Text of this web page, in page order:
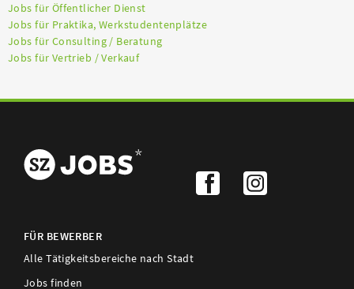
Jobs für Öffentlicher Dienst
Jobs für Praktika, Werkstudentenplätze
Jobs für Consulting / Beratung
Jobs für Vertrieb / Verkauf
FÜR BEWERBER
Alle Tätigkeitsbereiche nach Stadt
Jobs finden